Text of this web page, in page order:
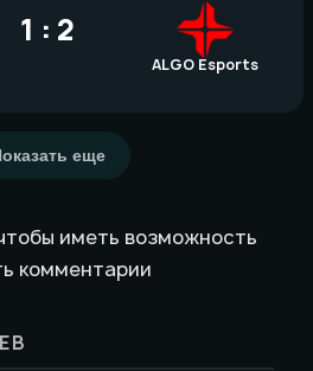
1 : 2
ALGO Esports
еще
иметь возможность
комментарии